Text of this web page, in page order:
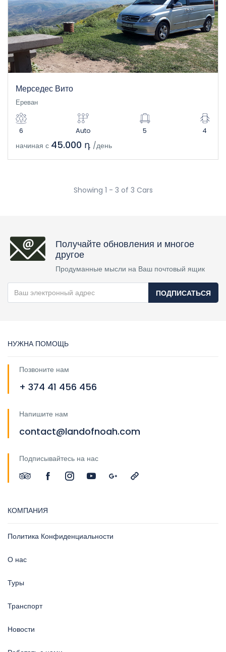
Мерседес Вито
Ереван
6 Auto 5 4
начиная с 45.000 դ /день
Showing 1 - 3 of 3 Cars
Получайте обновления и многое
другое
Продуманные мысли на Ваш почтовый ящик
ПОДПИСАТЬСЯ
НУЖНА ПОМОЩЬ
Позвоните нам
+ 374 41 456 456
Напишите нам
contact@landofnoah.com
Подписывайтесь на нас
КОМПАНИЯ
Политика Конфиденциальности
О нас
Туры
Транспорт
Новости